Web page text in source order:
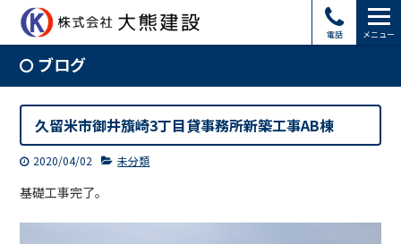
電話 メニュー
ブログ
久留米市御井籏崎3丁目貸事務所新築工事AB棟
2020/04/02 未分類
基礎工事完了。